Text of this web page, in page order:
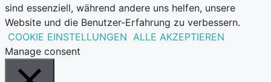
sind essenziell, während andere uns helfen, unsere
Website und die Benutzer-Erfahrung zu verbessern.
COOKIE EINSTELLUNGEN ALLE AKZEPTIEREN
Manage consent